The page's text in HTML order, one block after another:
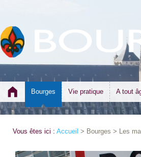
Bourges Vie pratique A tout
Vous êtes ici : Accueil > Bourges > Les